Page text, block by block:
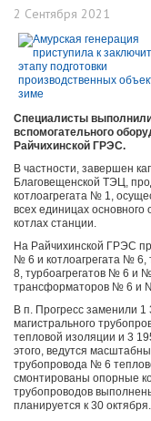
2 Сентября 2021
Специалисты
вспомогательного
Райчихинской ГРЭС.
В частности, завершен
Благовещенской ТЭЦ,
котлоагрегата № 1,
всех единицах
котлах станции.
На Райчихинской ГРЭС
№ 6 и котлоагрегата №
8, турбоагрегатов № 6 и
трансформаторов № 6 и
В п. Прогресс заменили 1
магистрального
тепловой изоляции и 3
этого, ведутся
трубопровода № 6
смонтированы опорные
трубопроводов
планируется к 30 октября.